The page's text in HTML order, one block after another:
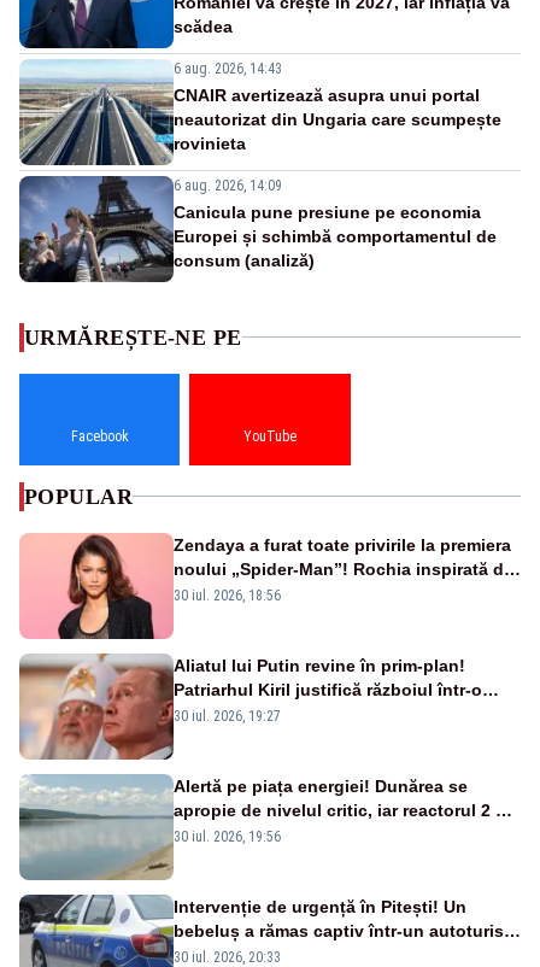
scădea
6 aug. 2026, 14:43
CNAIR avertizează asupra unui portal
neautorizat din Ungaria care scumpește
rovinieta
6 aug. 2026, 14:09
Canicula pune presiune pe economia
Europei și schimbă comportamentul de
consum (analiză)
URMĂREȘTE-NE PE
Facebook YouTube
POPULAR
Zendaya a furat toate privirile la premiera
noului „Spider-Man”! Rochia inspirată de
pânza de păianjen a făcut senzație
30 iul. 2026, 18:56
Aliatul lui Putin revine în prim-plan!
Patriarhul Kiril justifică războiul într-o
nouă carte
30 iul. 2026, 19:27
Alertă pe piața energiei! Dunărea se
apropie de nivelul critic, iar reactorul 2 de
la Cernavodă ar putea fi oprit
30 iul. 2026, 19:56
Intervenție de urgență în Pitești! Un
bebeluș a rămas captiv într-un autoturism
din cauza unei defecțiuni
30 iul. 2026, 20:33